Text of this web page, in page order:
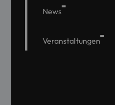
News
Veranstaltungen